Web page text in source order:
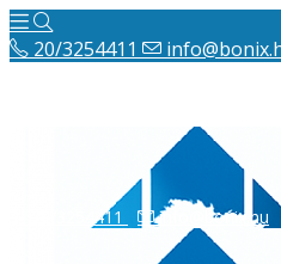
20/3254411
20/3254411 info@bonix.hu